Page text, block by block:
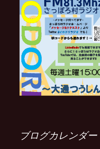
ブログカレンダー